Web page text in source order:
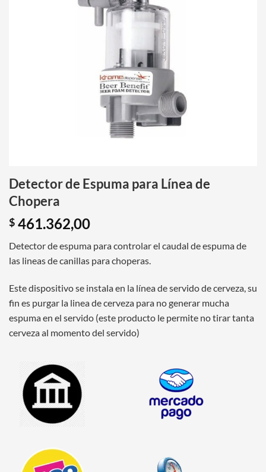
Detector de Espuma para Línea de
Chopera
$ 461.362,00
Detector de espuma para controlar el caudal de espuma de
las lineas de canillas para choperas.
Este dispositivo se instala en la línea de servido de cerveza, su
fin es purgar la linea de cerveza para no generar mucha
espuma en el servido (este producto le permite no tirar tanta
cerveza al momento del servido)